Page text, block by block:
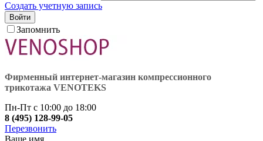
Создать учетную запись
Войти
Запомнить
Фирменный интернет-магазин компрессионного
трикотажа VENOTEKS
Пн-Пт с 10:00 до 18:00
8 (495) 128-99-05
Перезвонить
Ваше имя